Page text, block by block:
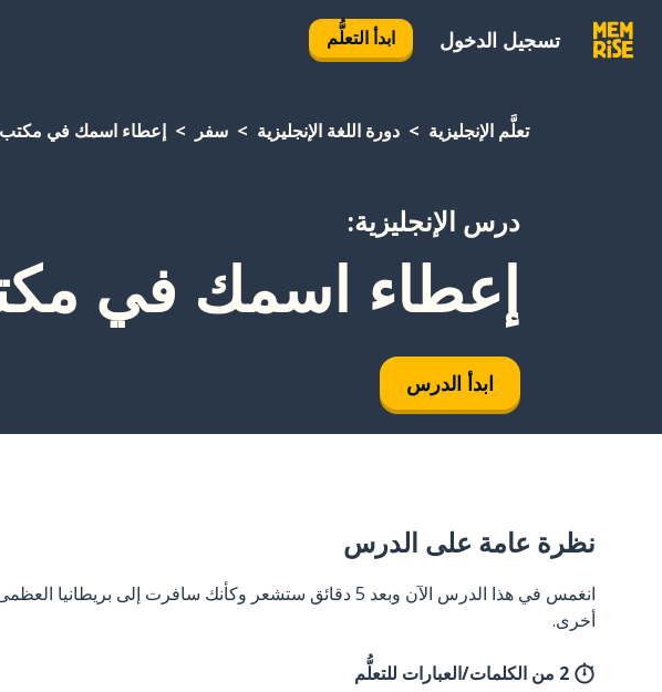
تسجيل الدخول ابدأ التعلُّم
تعلَّم الإنجليزية دورة اللغة الإنجليزية سفر إعطاء اسمك في مكتب
درس الإنجليزية:
إعطاء اسمك في
ابدأ الدرس
نظرة عامة على الدرس
انغمس في هذا الدرس الآن وبعد 5 دقائق ستشعر وكأنك سافرت إلى
أخرى.
2 من الكلمات/العبارات للتعلُّم